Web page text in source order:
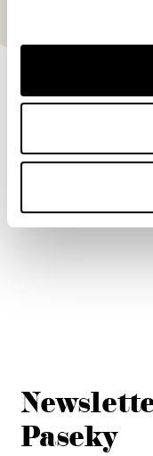
výrazný ohlas
překladům z
přeložila Případ
Šimady (č. Paseka
Paseky